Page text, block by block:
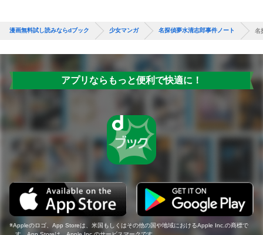
漫画無料試し読みならdブック 少女マンガ 名探偵夢水清志郎事件ノート 名
アプリならもっと便利で快適に！
Appleのロゴ、App Storeは、米国もしくはその他の国や地域におけるApple Inc.の商標で